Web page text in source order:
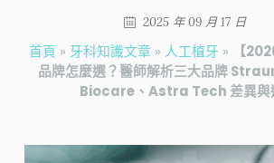
2025 年 09 月 17 日
首頁 » 牙科知識文章 » 人工植牙 »
【
品牌怎麼選？醫師解析三大品牌
Biocare、Astra Tech 差異與